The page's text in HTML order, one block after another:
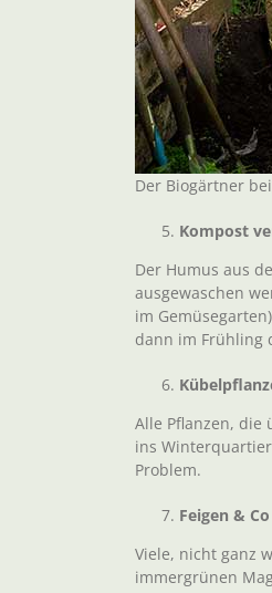
Der Biogärtner
Kompost
Der Humus aus
ausgewaschen
im
dann im Frühling
Alle Pflanzen,
ins
Problem.
Feigen &
Viele, nicht ganz
immergrünen